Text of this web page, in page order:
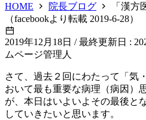
HOME 院長ブログ
「漢方
（facebookより転載 2019-6-28）
2019年12月18日 / 最終更新日 :
ムページ管理人
さて、過去２回にわたって「気
おいて最も重要な病理（病因）
が、本日はいよいよその最後と
していきたいと思います。